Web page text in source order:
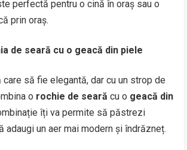
perfectă pentru o cină în oraș sau o
prin oraș.
de seară cu o geacă din piele
care să fie elegantă, dar cu un strop de
o rochie de seară cu o geacă din
îți va permite să păstrezi
adaugi un aer mai modern și îndrăzneț.